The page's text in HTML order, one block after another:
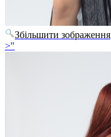
Збільшити зображення
>"